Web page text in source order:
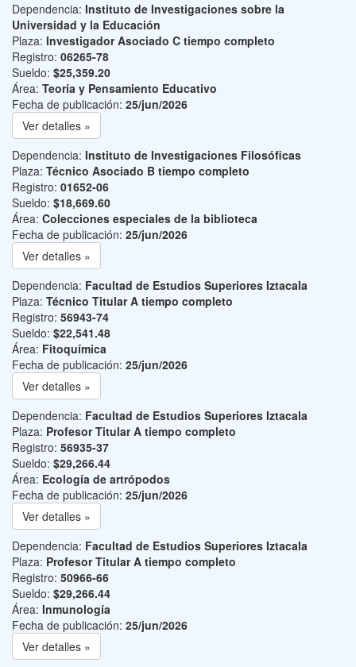
Dependencia: Instituto de Investigaciones sobre la
Universidad y la Educación
Plaza: Investigador Asociado C tiempo completo
Registro: 06265-78
Sueldo: $25,359.20
Área: Teoría y Pensamiento Educativo
Fecha de publicación: 25/jun/2026
Ver detalles »
Dependencia: Instituto de Investigaciones Filosóficas
Plaza: Técnico Asociado B tiempo completo
Registro: 01652-06
Sueldo: $18,669.60
Área: Colecciones especiales de la biblioteca
Fecha de publicación: 25/jun/2026
Ver detalles »
Dependencia: Facultad de Estudios Superiores Iztacala
Plaza: Técnico Titular A tiempo completo
Registro: 56943-74
Sueldo: $22,541.48
Área: Fitoquímica
Fecha de publicación: 25/jun/2026
Ver detalles »
Dependencia: Facultad de Estudios Superiores Iztacala
Plaza: Profesor Titular A tiempo completo
Registro: 56935-37
Sueldo: $29,266.44
Área: Ecología de artrópodos
Fecha de publicación: 25/jun/2026
Ver detalles »
Dependencia: Facultad de Estudios Superiores Iztacala
Plaza: Profesor Titular A tiempo completo
Registro: 50966-66
Sueldo: $29,266.44
Área: Inmunología
Fecha de publicación: 25/jun/2026
Ver detalles »